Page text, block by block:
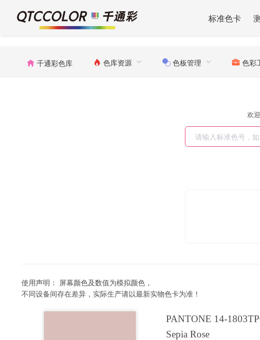
标准色卡
千通彩色库 色库资源 色板管理 色彩
欢
使用声明： 屏幕颜色及数值为模拟颜色，
不同设备间存在差异，实际生产请以最新实物色卡为准！
PANTONE 14-
Sepia Rose